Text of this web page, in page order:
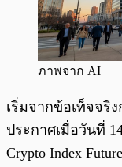
ภาพจาก AI
เริ่มจากข้อเท็จจริ
ประกาศเมื่อวันที่
Crypto Index